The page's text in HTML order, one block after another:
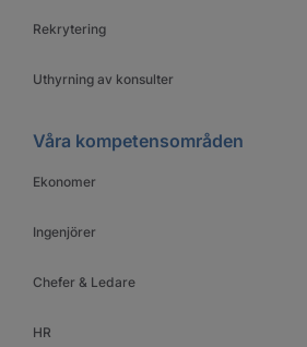
Rekrytering
Uthyrning av konsulter
Våra kompetensområden
Ekonomer
Ingenjörer
Chefer & Ledare
HR